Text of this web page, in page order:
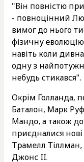
"Він повністю
- повноцінний
вимог до нього
фізичну
навіть коли
одну з
небудь стикався".
Окрім Голланда,
Баталон, Марк
Мандо, а також до
приєдналися
Трамелл Тіллман,
Джонс II.